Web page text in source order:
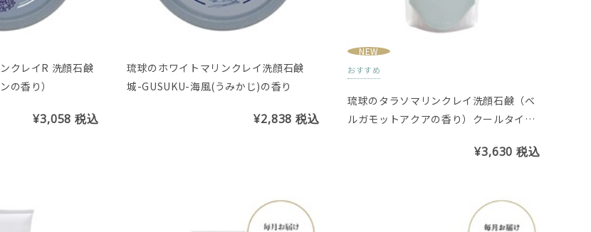
クレイR 洗顔石鹸
の香り）
¥3,058税込
琉球のホワイトマリンクレイ洗顔石鹸
城-GUSUKU-海風(うみかじ)の香り
¥2,838税込
NEW
おすすめ
琉球のタラソマリンクレイ洗顔石鹸（ベ
ルガモットアクアの香り）クールタイプ
¥3,630税込